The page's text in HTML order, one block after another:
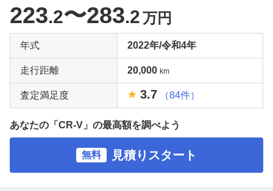
223.2〜283.2万円
年式 2022年/令和4年
走行距離 20,000 km
査定満足度 3.7 （84件）
あなたの「CR-V」の最高額を調べよう
無料 見積りスタート